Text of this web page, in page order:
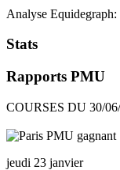
Analyse Equidegraph:
Stats
Rapports PMU
COURSES DU 30/
jeudi 23 janvier